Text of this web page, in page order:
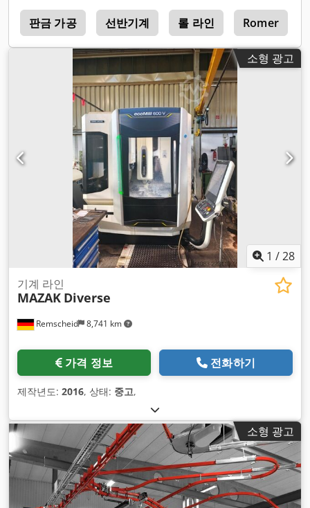
판금 가공 선반기계 롤 라인 Romer
소형 광고
1 /28
Remscheid 8,741 km
기계 라인
MAZAK Diverse
가격 정보 전화하기
제작년도: 2016, 상태: 중고,
소형 광고